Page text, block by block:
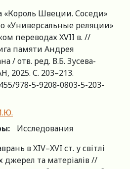
«Король Швеции. Соседи»
«Универсальные реляции»
переводах XVII в. //
памяти Андрея
/ отв. ред. В.Б. Зусева-
2025. С. 203–213.
978-5-9208-0803-5-203-
Исследования
в XIV–XVI ст. у світлі
та матеріалів //